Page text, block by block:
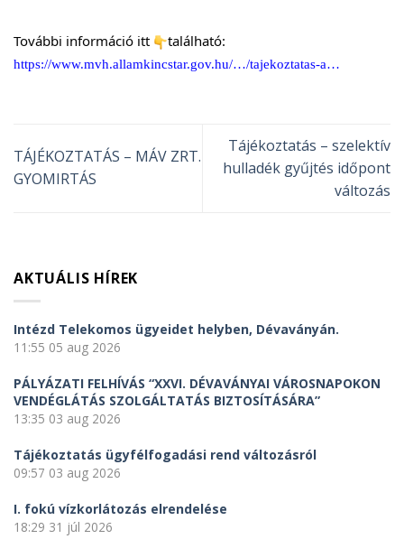
További információ itt található:
https://www.mvh.allamkincstar.gov.hu/…/tajekoztatas-a…
TÁJÉKOZTATÁS – MÁV ZRT.
GYOMIRTÁS
Tájékoztatás – szelektív
hulladék gyűjtés időpont
változás
AKTUÁLIS HÍREK
Intézd Telekomos ügyeidet helyben, Dévaványán.
11:55 05 aug 2026
PÁLYÁZATI FELHÍVÁS “XXVI. DÉVAVÁNYAI VÁROSNAPOKON
VENDÉGLÁTÁS SZOLGÁLTATÁS BIZTOSÍTÁSÁRA”
13:35 03 aug 2026
Tájékoztatás ügyfélfogadási rend változásról
09:57 03 aug 2026
I. fokú vízkorlátozás elrendelése
18:29 31 júl 2026